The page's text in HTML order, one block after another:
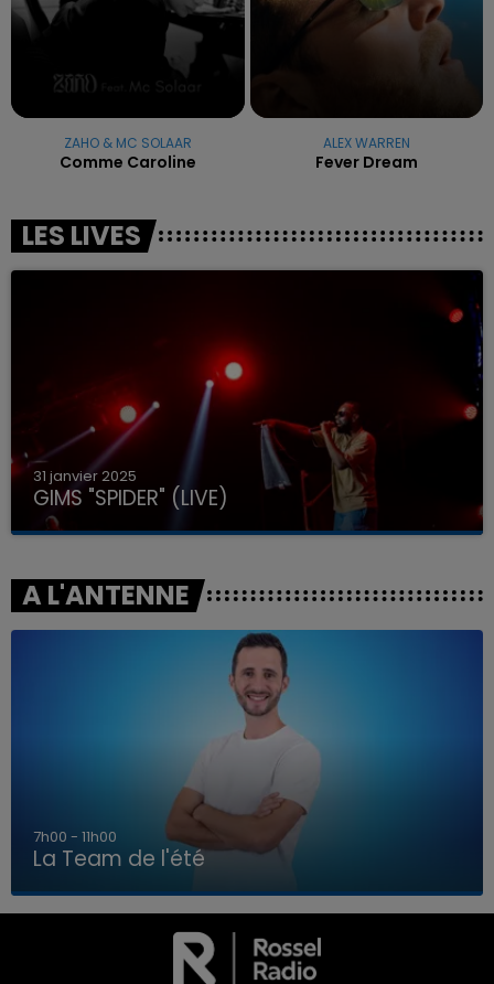
LA TEAM DE L'ÉTÉ
ZAHO & MC SOLAAR
Comme Caroline
ALEX WARREN
Fever Dream
LES LIVES
31 janvier 2025
GIMS "SPIDER" (LIVE)
A L'ANTENNE
7h00 - 11h00
La Team de l'été